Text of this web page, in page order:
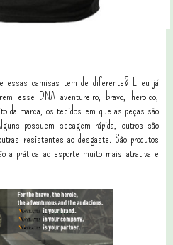
essas camisas tem de diferente? E eu já
esse DNA aventureiro, bravo, heroico,
da marca, os tecidos em que as peças são
possuem secagem rápida, outros são
resistentes ao desgaste. São produtos
a prática ao esporte muito mais atrativa e